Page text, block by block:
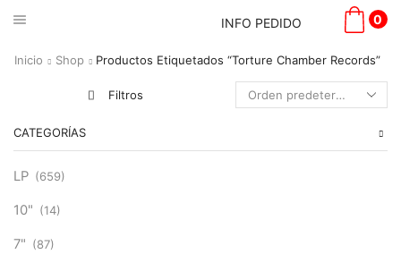
INFO PEDIDO 0
Inicio Shop Productos Etiquetados “Torture Chamber Records”
Filtros
CATEGORÍAS
LP (659)
10" (14)
7" (87)